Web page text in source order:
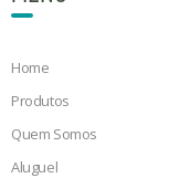
Home
Produtos
Quem Somos
Aluguel